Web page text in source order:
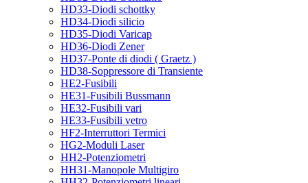
HD33-Diodi schottky
HD34-Diodi silicio
HD35-Diodi Varicap
HD36-Diodi Zener
HD37-Ponte di diodi ( Graetz )
HD38-Soppressore di Transiente
HE2-Fusibili
HE31-Fusibili Bussmann
HE32-Fusibili vari
HE33-Fusibili vetro
HF2-Interruttori Termici
HG2-Moduli Laser
HH2-Potenziometri
HH31-Manopole Multigiro